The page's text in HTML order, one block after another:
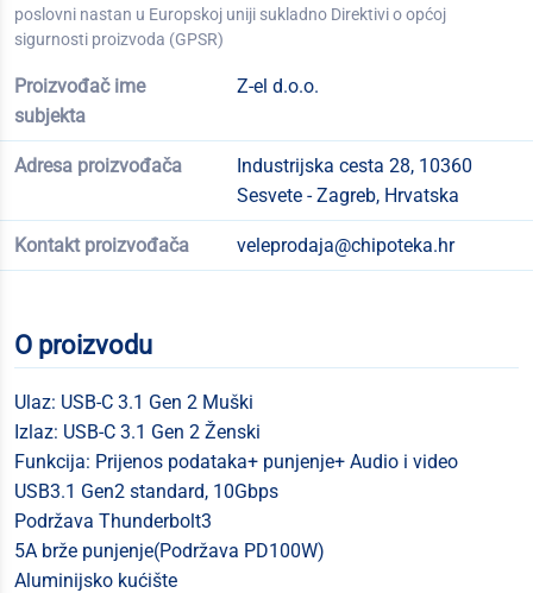
poslovni nastan u Europskoj uniji sukladno Direktivi o općoj
sigurnosti proizvoda (GPSR)
Proizvođač ime
subjekta
Z-el d.o.o.
Adresa proizvođača
Industrijska cesta 28, 10360
Sesvete - Zagreb, Hrvatska
Kontakt proizvođača veleprodaja@chipoteka.hr
O proizvodu
Ulaz: USB-C 3.1 Gen 2 Muški
Izlaz: USB-C 3.1 Gen 2 Ženski
Funkcija: Prijenos podataka+ punjenje+ Audio i video
USB3.1 Gen2 standard, 10Gbps
Podržava Thunderbolt3
5A brže punjenje(Podržava PD100W)
Aluminijsko kućište